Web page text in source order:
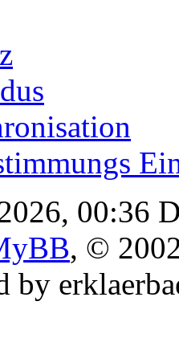
00:36
, ©
by